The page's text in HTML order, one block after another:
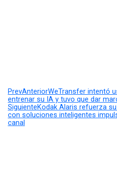
PrevAnteriorWeTransfer intentó
entrenar su IA y tuvo que dar
SiguienteKodak Alaris refuerza
con soluciones inteligentes
canal